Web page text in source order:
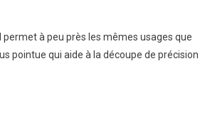
permet à peu près les mêmes usages que
pointue qui aide à la découpe de précision